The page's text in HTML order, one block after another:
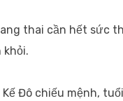
thai cần hết sức
khỏi.
Kế Đô chiếu mệnh,